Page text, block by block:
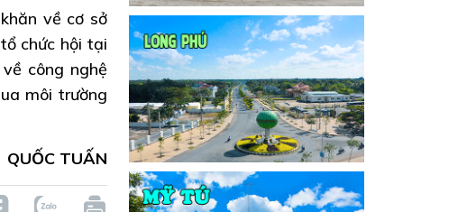
về cơ sở
chức hội tại
công nghệ
môi trường
QUỐC TUẤN